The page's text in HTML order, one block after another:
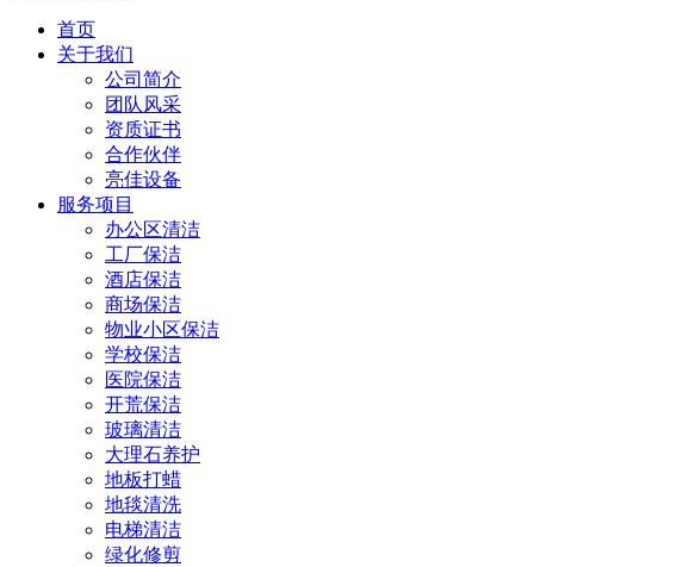
首页
关于我们
公司简介
团队风采
资质证书
合作伙伴
亮佳设备
服务项目
办公区清洁
工厂保洁
酒店保洁
商场保洁
物业小区保洁
学校保洁
医院保洁
开荒保洁
玻璃清洁
大理石养护
地板打蜡
地毯清洗
电梯清洁
绿化修剪